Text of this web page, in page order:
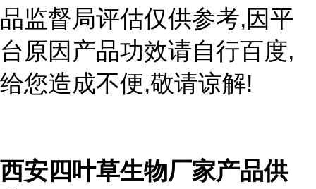
品监督局评估仅供参考,因平
台原因产品功效请自行百度,
给您造成不便,敬请谅解!
西安四叶草生物厂家产品供